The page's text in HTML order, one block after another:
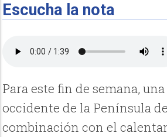
Escucha la nota
Para este fin de semana,
occidente de la Península
combinación con el